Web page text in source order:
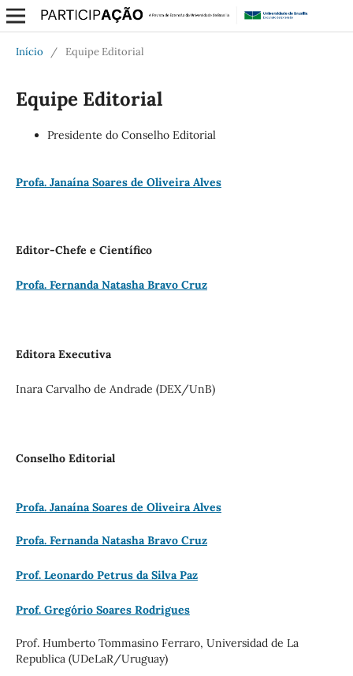
Início / Equipe Editorial
Equipe Editorial
Presidente do Conselho Editorial
Profa. Janaína Soares de Oliveira Alves
Editor-Chefe e Científico
Profa. Fernanda Natasha Bravo Cruz
Editora Executiva
Inara Carvalho de Andrade (DEX/UnB)
Conselho Editorial
Profa. Janaína Soares de Oliveira Alves
Profa. Fernanda Natasha Bravo Cruz
Prof. Leonardo Petrus da Silva Paz
Prof. Gregório Soares Rodrigues
Prof. Humberto Tommasino Ferraro, Universidad de La
Republica (UDeLaR/Uruguay)